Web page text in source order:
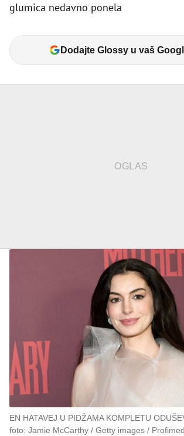
glumica nedavno ponela
Dodajte Glossy u vaš
EN HATAVEJ U PIDŽAMA KOMPLETU
foto: Jamie McCarthy / Getty images /